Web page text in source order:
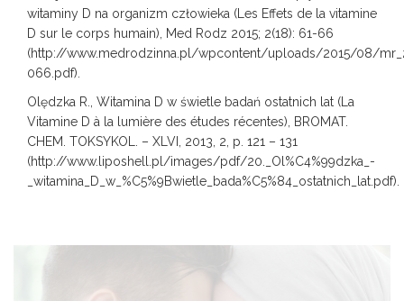
witaminy D na organizm człowieka (Les Effets de la vitamine
D sur le corps humain), Med Rodz 2015; 2(18): 61-66
(http://www.medrodzinna.pl/wpcontent/uploads/2015/08/
066.pdf).
Olędzka R., Witamina D w świetle badań ostatnich lat (La
Vitamine D à la lumière des études récentes), BROMAT.
CHEM. TOKSYKOL. – XLVI, 2013, 2, p. 121 – 131
(http://www.liposhell.pl/images/pdf/20._Ol%C4%99dzka_-
_witamina_D_w_%C5%9Bwietle_bada%C5%84_ostatnich_lat.pdf).